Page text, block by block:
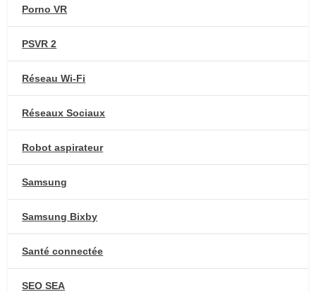
Porno VR
PSVR 2
Réseau Wi-Fi
Réseaux Sociaux
Robot aspirateur
Samsung
Samsung Bixby
Santé connectée
SEO SEA